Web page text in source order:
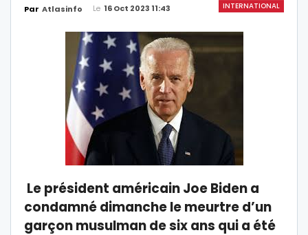
INTERNATIONAL
Par Atlasinfo Le 16 Oct 2023 11:43
Le président américain Joe Biden a
condamné dimanche le meurtre d’un
garçon musulman de six ans qui a été